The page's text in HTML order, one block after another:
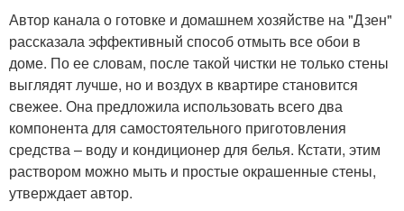
Автор канала о готовке и домашнем хозяйстве на "Дзен"
рассказала эффективный способ отмыть все обои в
доме. По ее словам, после такой чистки не только стены
выглядят лучше, но и воздух в квартире становится
свежее. Она предложила использовать всего два
компонента для самостоятельного приготовления
средства – воду и кондиционер для белья. Кстати, этим
раствором можно мыть и простые окрашенные стены,
утверждает автор.